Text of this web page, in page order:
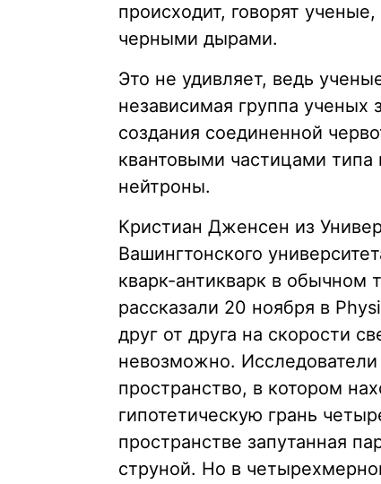
происходит, говорят
черными дырами.
Это не удивляет, ведь
независимая группа ученых
создания соединенной
квантовыми частицами типа
нейтроны.
Кристиан Дженсен из
Вашингтонского
кварк-антикварк в обычном
рассказали 20 ноября в
друг от друга на скорости
невозможно.
пространство, в котором
гипотетическую грань
пространстве запутанная
струной. Но в